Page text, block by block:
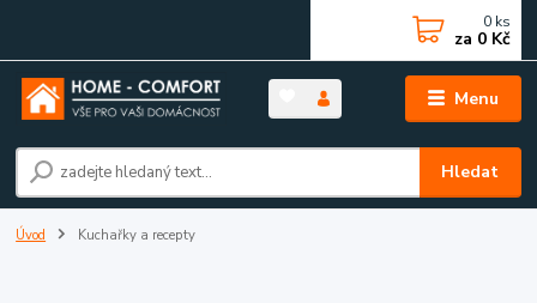
Menu
Hledat
0 ks
za 0 Kč
Úvod Kuchařky a recepty